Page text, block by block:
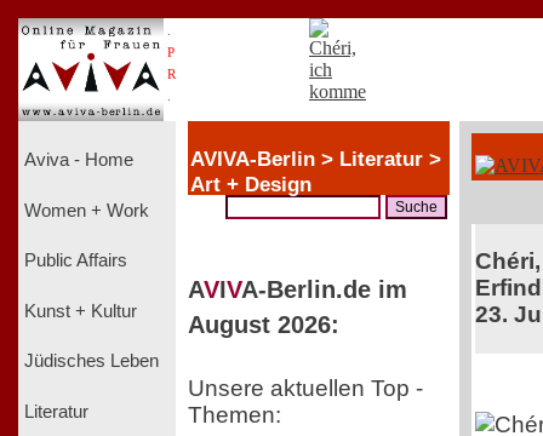
P
R
Aviva - Home
Women + Work
Public Affairs
Kunst + Kultur
Jüdisches Leben
Literatur
AVIVA-Berlin > Literatur >
Art + Design
AVIVA-Berlin.de im
August 2026:
Unsere aktuellen Top -
Themen:
23.